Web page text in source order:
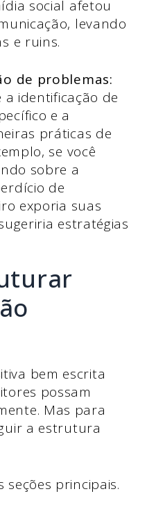
social afetou
levando
e ruins.
de problemas:
a identificação de
e a
práticas de
se você
sobre a
de
exporia suas
estratégias
bem escrita
possam
Mas para
a estrutura
principais.